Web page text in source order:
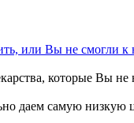
или Вы не смогли
которые Вы
даем самую низкую